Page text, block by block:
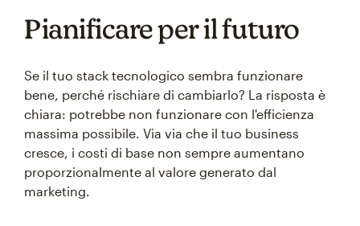
Pianificare per il futuro
Se il tuo stack tecnologico sembra funzionare
bene, perché rischiare di cambiarlo? La risposta è
chiara: potrebbe non funzionare con l'efficienza
massima possibile. Via via che il tuo business
cresce, i costi di base non sempre aumentano
proporzionalmente al valore generato dal
marketing.